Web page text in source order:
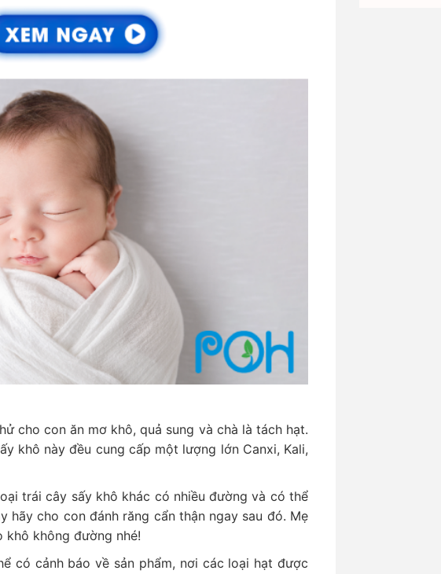
cho con ăn mơ khô, quả sung và chà là tách hạt.
khô này đều cung cấp một lượng lớn Canxi, Kali,
trái cây sấy khô khác có nhiều đường và có thể
hãy cho con đánh răng cẩn thận ngay sau đó. Mẹ
khô không đường nhé!
có cảnh báo về sản phẩm, nơi các loại hạt được